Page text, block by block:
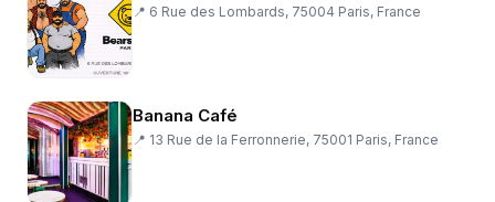
📍 6 Rue des Lombards, 75004 Paris, France
Banana Café
📍 13 Rue de la Ferronnerie, 75001 Paris, France